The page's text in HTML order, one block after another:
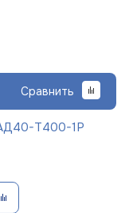
Сравнить
Т400-1Р